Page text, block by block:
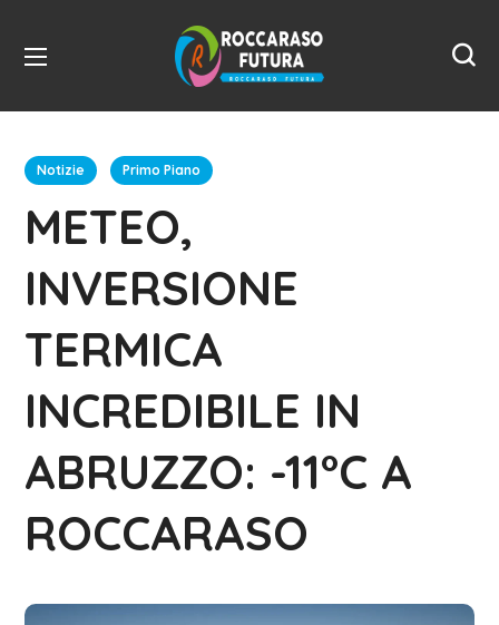
Notizie Primo Piano
METEO,
INVERSIONE
TERMICA
INCREDIBILE IN
ABRUZZO: -11°C A
ROCCARASO